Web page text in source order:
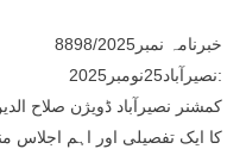
خبرنامہ نمبر8898/2025
نصیرآباد25نومبر2025:
کمشنر نصیرآباد ڈویژن صلاح
کا ایک تفصیلی اور اہم اجلاس